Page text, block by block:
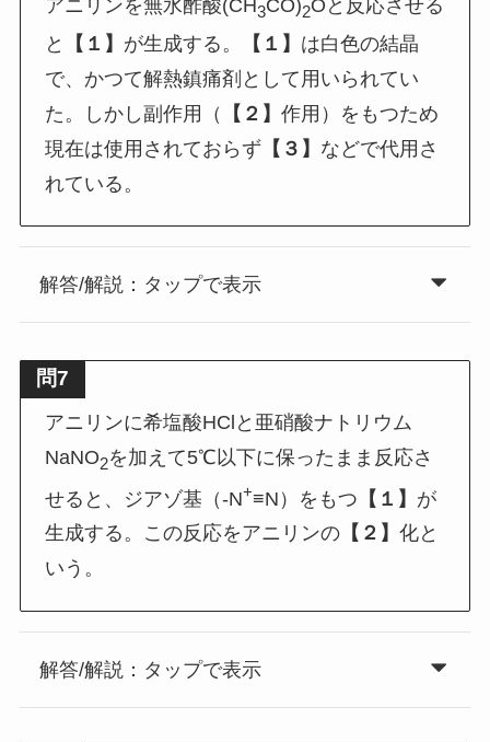
アニリンを無水酢酸(CH3CO)2Oと反応させる
と
【１】 が生成する。 【１】 は白色の結晶
で、かつて解熱鎮痛剤として用いられてい
た。しかし副作用（
【２】作用）をもつため
現在は使用されておらず 【３】 などで代用さ
れている。
解答/解説：タップで表示
問7
アニリンに希塩酸HClと亜硝酸ナトリウム
NaNO2を加えて5℃以下に保ったまま反応さ
せると、ジアゾ基（-N+≡N）をもつ 【１】 が
生成する。この反応をアニリンの 【２】化と
いう。
解答/解説：タップで表示